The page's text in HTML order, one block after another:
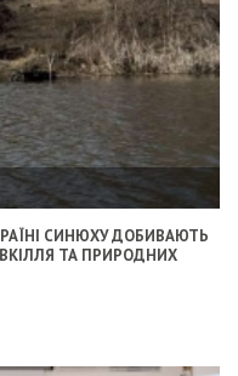
СИНЮХУ ДОБИВАЮТЬ
ТА ПРИРОДНИХ